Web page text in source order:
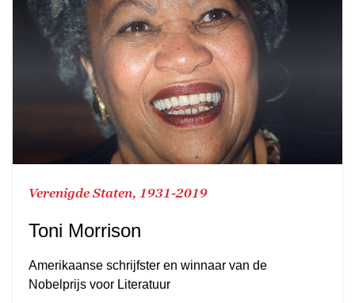
Verenigde Staten, 1931-2019
Toni Morrison
Amerikaanse schrijfster en winnaar van de
Nobelprijs voor Literatuur